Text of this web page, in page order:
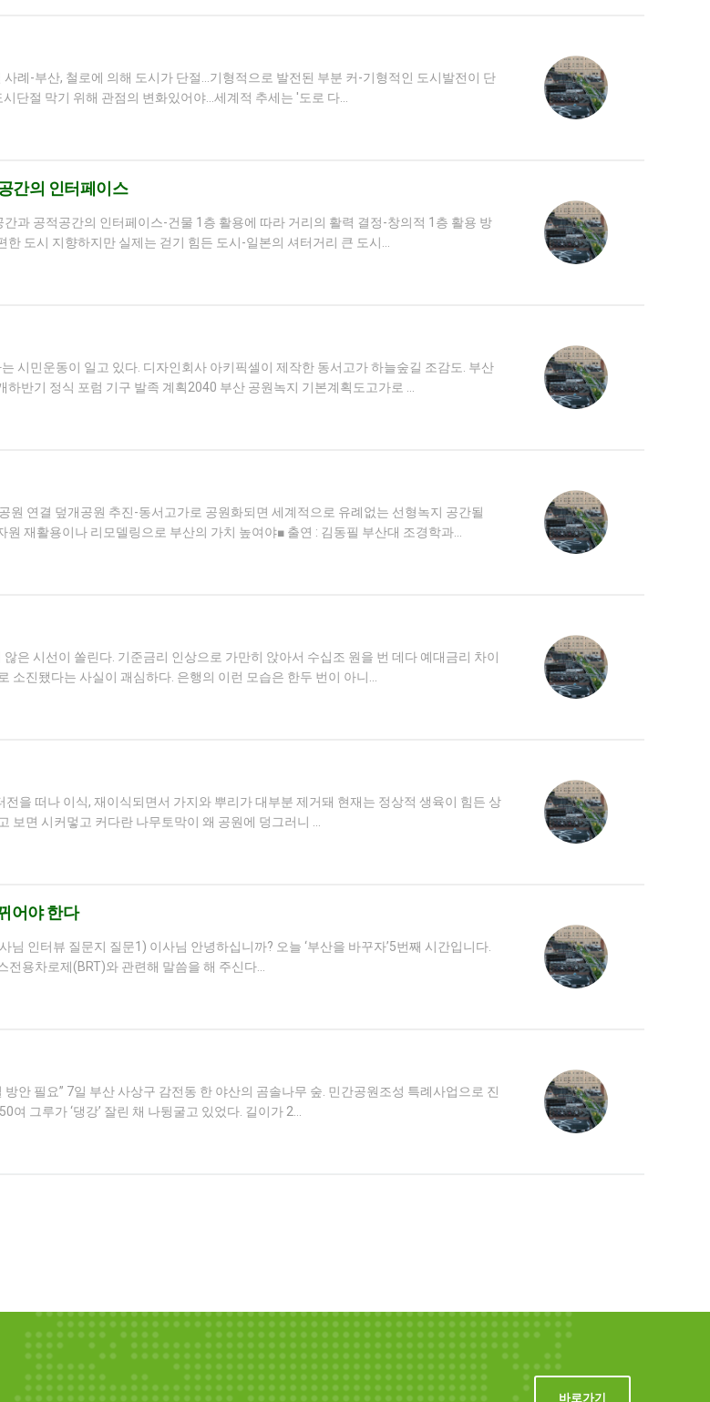
례-부산, 철로에 의해 도시가 단절...기형적으로 발전된 부분 커-기형적인 도시발전이 단
단절 막기 위해 관점의 변화있어야...세계적 추세는 '도로 다…
간의 인터페이스
과 공적공간의 인터페이스-건물 1층 활용에 따라 거리의 활력 결정-창의적 1층 활용 방
도시 지향하지만 실제는 걷기 힘든 도시-일본의 셔터거리 큰 도시…
시민운동이 일고 있다. 디자인회사 아키픽셀이 제작한 동서고가 하늘숲길 조감도. 부산
반기 정식 포럼 기구 발족 계획2040 부산 공원녹지 기본계획도고가로 …
연결 덮개공원 추진-동서고가로 공원화되면 세계적으로 유례없는 선형녹지 공간될
재활용이나 리모델링으로 부산의 가치 높여야■ 출연 : 김동필 부산대 조경학과…
은 시선이 쏠린다. 기준금리 인상으로 가만히 앉아서 수십조 원을 번 데다 예대금리 차이
진됐다는 사실이 괘심하다. 은행의 이런 모습은 한두 번이 아니…
을 떠나 이식, 재이식되면서 가지와 뿌리가 대부분 제거돼 현재는 정상적 생육이 힘든 상
면 시커멓고 커다란 나무토막이 왜 공원에 덩그러니 …
어야 한다
인터뷰 질문지 질문1) 이사님 안녕하십니까? 오늘 ‘부산을 바꾸자’5번째 시간입니다.
용차로제(BRT)와 관련해 말씀을 해 주신다…
안 필요” 7일 부산 사상구 감전동 한 야산의 곰솔나무 숲. 민간공원조성 특례사업으로 진
그루가 ‘댕강’ 잘린 채 나뒹굴고 있었다. 길이가 2…
바로가기